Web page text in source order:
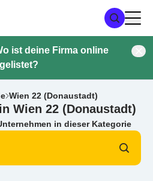
ist deine Firma online
gelistet?
Wien 22 (Donaustadt)
Wien 22 (Donaustadt)
in dieser Kategorie